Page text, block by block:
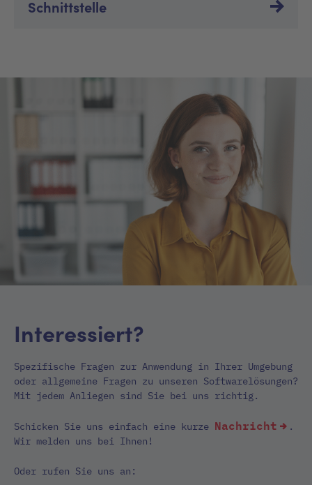
Schnittstelle
Interessiert?
Spezifische Fragen zur Anwendung in Ihrer Umgebung
oder allgemeine Fragen zu unseren Softwarelösungen?
Mit jedem Anliegen sind Sie bei uns richtig.
Schicken Sie uns einfach eine kurze Nachricht
.
Wir melden uns bei Ihnen!
Oder rufen Sie uns an: